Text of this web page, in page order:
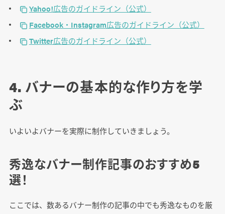
Yahoo!広告のガイドライン（公式）
Facebook・Instagram広告のガイドライン（公式）
Twitter広告のガイドライン（公式）
4. バナーの基本的な作り方を学
ぶ
いよいよバナーを実際に制作していきましょう。
秀逸なバナー制作記事のおすすめ5
選！
ここでは、数あるバナー制作の記事の中でも秀逸なものを厳